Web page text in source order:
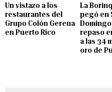
Un vistazo a los
restaurantes del
Grupo Colón Gerena
en Puerto Rico
La
pegó en
repaso
a las 34
oro de